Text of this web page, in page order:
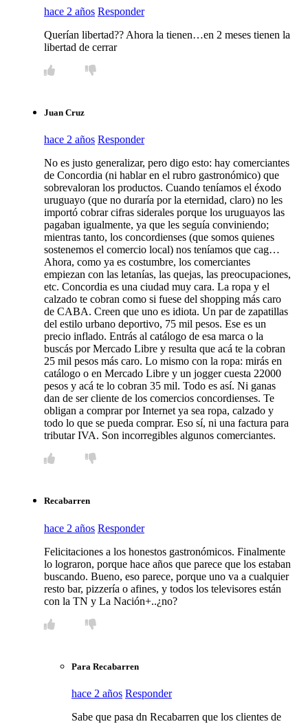
hace 2 años Responder
Querían libertad?? Ahora la tienen…en 2 meses tienen la
libertad de cerrar
Juan Cruz
hace 2 años Responder
No es justo generalizar, pero digo esto: hay comerciantes
de Concordia (ni hablar en el rubro gastronómico) que
sobrevaloran los productos. Cuando teníamos el éxodo
uruguayo (que no duraría por la eternidad, claro) no les
importó cobrar cifras siderales porque los uruguayos las
pagaban igualmente, ya que les seguía conviniendo;
mientras tanto, los concordienses (que somos quienes
sostenemos el comercio local) nos teníamos que cag…
Ahora, como ya es costumbre, los comerciantes
empiezan con las letanías, las quejas, las preocupaciones,
etc. Concordia es una ciudad muy cara. La ropa y el
calzado te cobran como si fuese del shopping más caro
de CABA. Creen que uno es idiota. Un par de zapatillas
del estilo urbano deportivo, 75 mil pesos. Ese es un
precio inflado. Entrás al catálogo de esa marca o la
buscás por Mercado Libre y resulta que acá te la cobran
25 mil pesos más caro. Lo mismo con la ropa: mirás en
catálogo o en Mercado Libre y un jogger cuesta 22000
pesos y acá te lo cobran 35 mil. Todo es así. Ni ganas
dan de ser cliente de los comercios concordienses. Te
obligan a comprar por Internet ya sea ropa, calzado y
todo lo que se pueda comprar. Eso sí, ni una factura para
tributar IVA. Son incorregibles algunos comerciantes.
Recabarren
hace 2 años Responder
Felicitaciones a los honestos gastronómicos. Finalmente
lo lograron, porque hace años que parece que los estaban
buscando. Bueno, eso parece, porque uno va a cualquier
resto bar, pizzería o afines, y todos los televisores están
con la TN y La Nación+..¿no?
Para Recabarren
hace 2 años Responder
Sabe que pasa dn Recabarren que los clientes de